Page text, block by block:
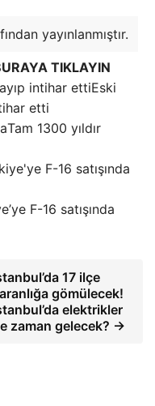
yayınlanmıştır.
TIKLAYIN
Eski
etti
Tam 1300 yıldır
F-16 satışında
17 ilçe
gömülecek!
elektrikler
zaman gelecek? →